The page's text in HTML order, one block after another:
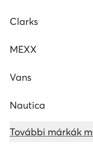
Clarks
MEXX
Vans
Nautica
További márkák